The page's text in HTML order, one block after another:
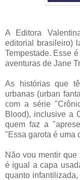
A Editora
editorial brasileiro)
Tempestade. Esse
aventuras de Jane
As histórias que
urbanas (urban
com a série
Blood), inclusive a
quem faz a
"Essa garota é uma
Não vou mentir
é igual a capa
quanto